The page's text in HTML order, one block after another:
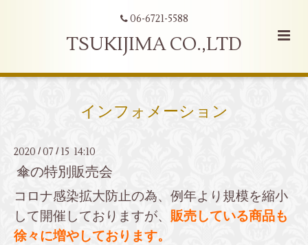
06-6721-5588
TSUKIJIMA CO.,LTD
インフォメーション
2020 /07 / 15 14:10
傘の特別販売会
コロナ感染拡大防止の為、例年より規模を縮小
して開催しておりますが、 販売している商品も
徐々に増やしております。